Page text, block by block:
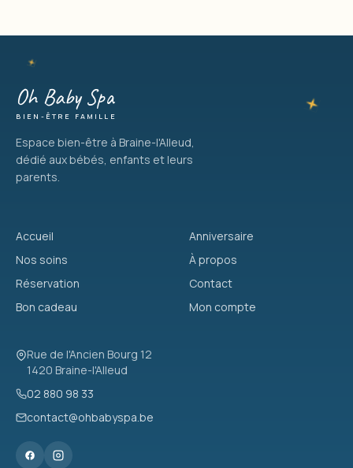
Oh Baby Spa
BIEN-ÊTRE FAMILLE
Espace bien-être à Braine-l'Alleud,
dédié aux bébés, enfants et leurs
parents.
Accueil
Nos soins
Réservation
Bon cadeau
Anniversaire
À propos
Contact
Mon compte
Rue de l'Ancien Bourg 12
1420 Braine-l'Alleud
02 880 98 33
contact@ohbabyspa.be